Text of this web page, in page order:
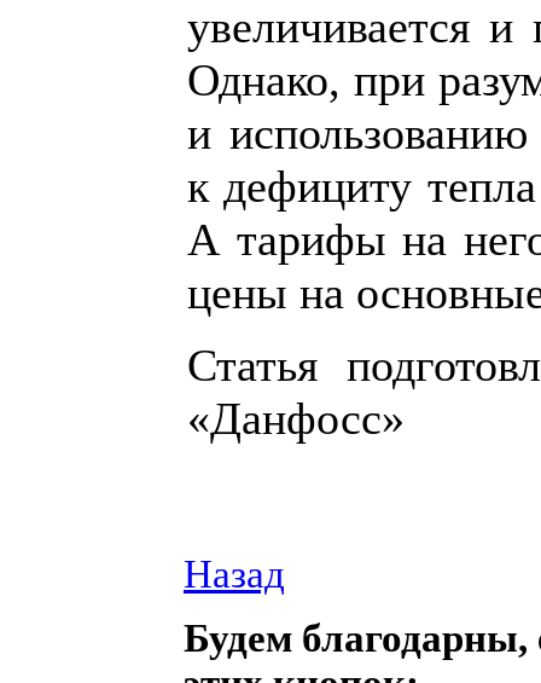
увеличивается и
Однако, при
и
к дефициту
А тарифы на
цены на
Статья
«Данфосс»
Назад
Будем благодарны,